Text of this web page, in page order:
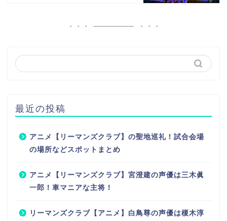
最近の投稿
アニメ【リーマンズクラブ】の聖地巡礼！試合会場
の場所などスポットまとめ
アニメ【リーマンズクラブ】宮澄建の声優は三木眞
一郎！車マニアな主将！
リーマンズクラブ【アニメ】白鳥尊の声優は榎木淳